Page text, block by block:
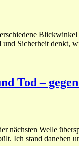
Sicherheit
Tod –
nächsten Welle
Ich stand daneben